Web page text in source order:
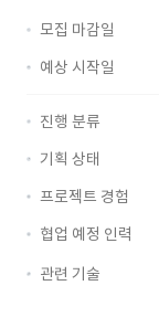
모집 마감일
예상 시작일
진행 분류
기획 상태
프로젝트 경험
협업 예정 인력
관련 기술